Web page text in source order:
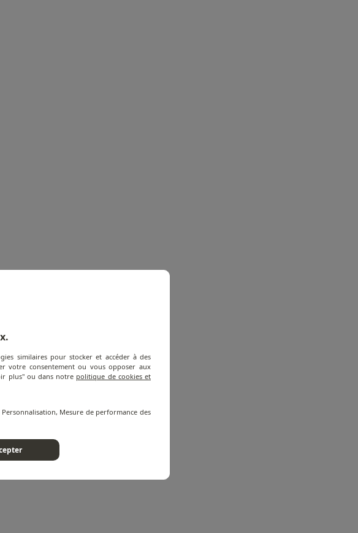
similaires pour stocker et accéder à des
votre consentement ou vous opposer aux
plus" ou dans notre politique de cookies et
Mesure de performance des